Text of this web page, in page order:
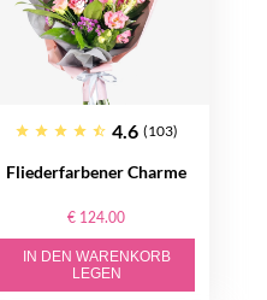
4.6 (103)
Fliederfarbener Charme
€ 124.00
IN DEN WARENKORB
LEGEN